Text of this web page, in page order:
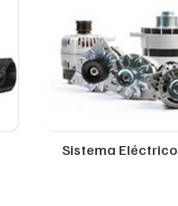
Sistema Eléctrico